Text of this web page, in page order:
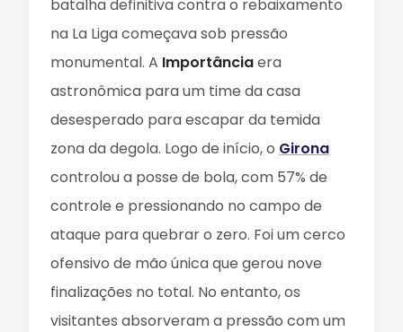
batalha definitiva contra o rebaixamento
na La Liga começava sob pressão
monumental. A Importânciaera
astronômica para um time da casa
desesperado para escapar da temida
zona da degola. Logo de início, o Girona
controlou a posse de bola, com 57% de
controle e pressionando no campo de
ataque para quebrar o zero. Foi um cerco
ofensivo de mão única que gerou nove
finalizações no total. No entanto, os
visitantes absorveram a pressão com um